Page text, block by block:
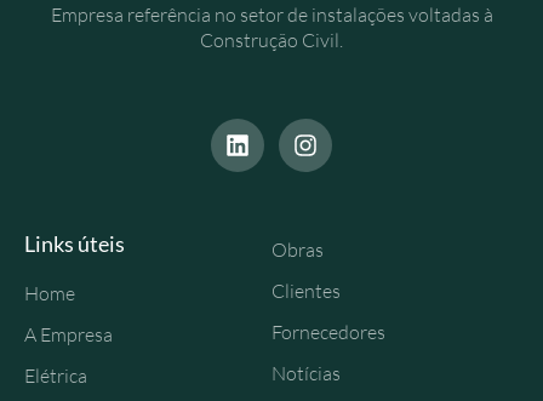
Empresa referência no setor de instalações voltadas à
Construção Civil.
Links úteis
Home
A Empresa
Elétrica
Obras
Clientes
Fornecedores
Notícias